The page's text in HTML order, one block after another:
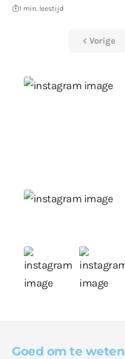
1 min. leestijd
Vorige
Goed om te weten